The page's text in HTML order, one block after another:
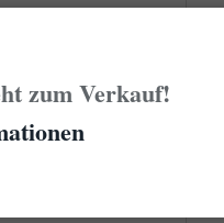
mit klugem
das
gefürchteten
seit 1930 die
Im
zum Verkauf!